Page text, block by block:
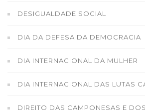
DESIGUALDADE SOCIAL
DIA DA DEFESA DA DEMOCRACIA
DIA INTERNACIONAL DA MULHER
DIA INTERNACIONAL DAS LUTAS
DIREITO DAS CAMPONESAS E